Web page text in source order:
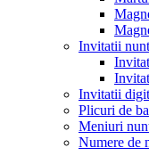
Invitatii
Invitatii
Plicuri de
Meniuri
Numere de